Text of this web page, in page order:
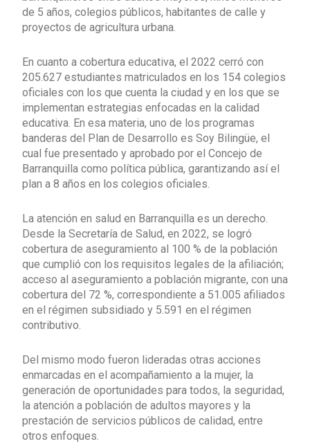
de 5 años, colegios públicos, habitantes de calle y
proyectos de agricultura urbana.
En cuanto a cobertura educativa, el 2022 cerró con
205.627 estudiantes matriculados en los 154 colegios
oficiales con los que cuenta la ciudad y en los que se
implementan estrategias enfocadas en la calidad
educativa. En esa materia, uno de los programas
banderas del Plan de Desarrollo es Soy Bilingüe, el
cual fue presentado y aprobado por el Concejo de
Barranquilla como política pública, garantizando así el
plan a 8 años en los colegios oficiales.
La atención en salud en Barranquilla es un derecho.
Desde la Secretaría de Salud, en 2022, se logró
cobertura de aseguramiento al 100 % de la población
que cumplió con los requisitos legales de la afiliación;
acceso al aseguramiento a población migrante, con una
cobertura del 72 %, correspondiente a 51.005 afiliados
en el régimen subsidiado y 5.591 en el régimen
contributivo.
Del mismo modo fueron lideradas otras acciones
enmarcadas en el acompañamiento a la mujer, la
generación de oportunidades para todos, la seguridad,
la atención a población de adultos mayores y la
prestación de servicios públicos de calidad, entre
otros enfoques.